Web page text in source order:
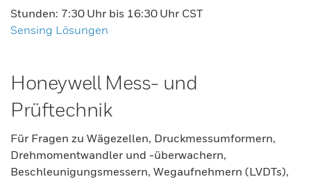
Stunden: 7:30 Uhr bis 16:30 Uhr CST
Sensing Lösungen
Honeywell Mess- und
Prüftechnik
Für Fragen zu Wägezellen, Druckmessumformern,
Drehmomentwandler und -überwachern,
Beschleunigungsmessern, Wegaufnehmern (LVDTs),